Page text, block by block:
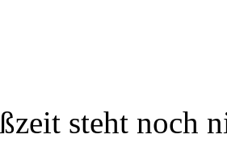
steht noch